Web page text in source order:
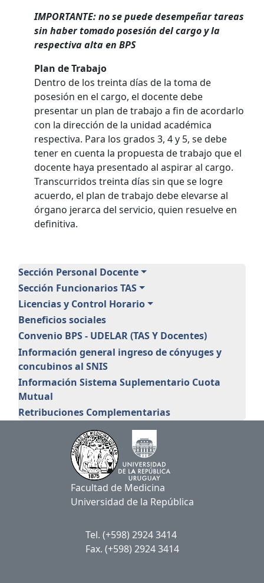
Personal
Sección Personal Docente
Sección Funcionarios TAS
Licencias y Control Horario
Beneficios sociales
Convenio BPS - UDELAR (TAS Y Docentes)
Información general ingreso de cónyuges y
concubinos al SNIS
Información Sistema Suplementario Cuota
Mutual
Retribuciones Complementarias
IMPORTANTE: no se puede desempeñar tareas
sin haber tomado posesión del cargo y la
respectiva alta en BPS
Plan de Trabajo
Dentro de los treinta días de la toma de
posesión en el cargo, el docente debe
presentar un plan de trabajo a fin de acordarlo
con la dirección de la unidad académica
respectiva. Para los grados 3, 4 y 5, se debe
tener en cuenta la propuesta de trabajo que el
docente haya presentado al aspirar al cargo.
Transcurridos treinta días sin que se logre
acuerdo, el plan de trabajo debe elevarse al
órgano jerarca del servicio, quien resuelve en
definitiva.
Facultad de Medicina
Universidad de la República
Tel. (+598) 2924 3414
Fax. (+598) 2924 3414